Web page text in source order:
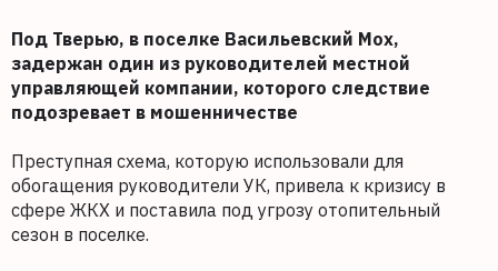
Под Тверью, в поселке Васильевский Мох,
задержан один из руководителей местной
управляющей компании, которого следствие
подозревает в мошенничестве
Преступная схема, которую использовали для
обогащения руководители УК, привела к кризису в
сфере ЖКХ и поставила под угрозу отопительный
сезон в поселке.